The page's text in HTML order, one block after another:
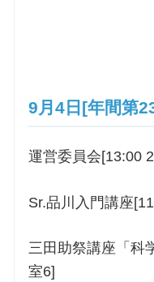
9月4日[年間第
運営委員会[13:00
Sr.品川入門講座
三田助祭講座「科
室6]